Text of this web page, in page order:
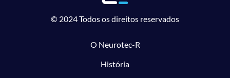
© 2024 Todos os direitos reservados
O Neurotec-R
História